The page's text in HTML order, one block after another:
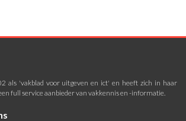
als 'vakblad voor uitgeven en ict' en heeft zich in haar
full service aanbieder van vakkennis en -informatie.